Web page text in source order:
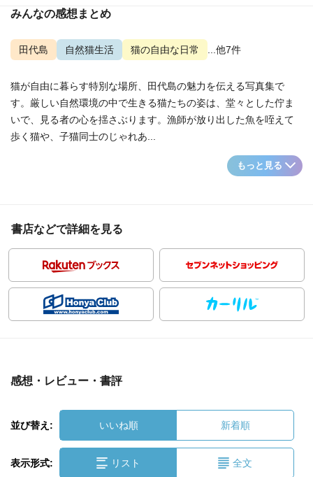
みんなの感想まとめ
田代島 自然猫生活 猫の自由な日常 ...他7件
猫が自由に暮らす特別な場所、田代島の魅力を伝える写真集で
す。厳しい自然環境の中で生きる猫たちの姿は、堂々とした佇ま
いで、見る者の心を揺さぶります。漁師が放り出した魚を咥えて
歩く猫や、子猫同士のじゃれあ...
もっと見る
書店などで詳細を見る
感想・レビュー・書評
並び替え: いいね順 新着順
表示形式: リスト 全文